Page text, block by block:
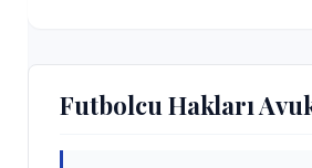
Futbolcu Hakları